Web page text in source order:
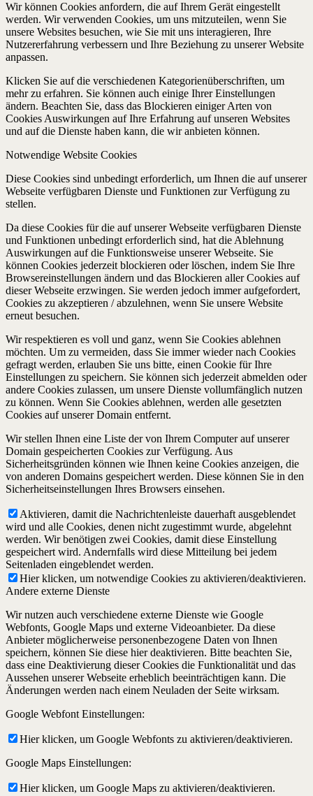
Wir können Cookies anfordern, die auf Ihrem Gerät eingestellt
werden. Wir verwenden Cookies, um uns mitzuteilen, wenn Sie
unsere Websites besuchen, wie Sie mit uns interagieren, Ihre
Nutzererfahrung verbessern und Ihre Beziehung zu unserer Website
anpassen.
Klicken Sie auf die verschiedenen Kategorienüberschriften, um
mehr zu erfahren. Sie können auch einige Ihrer Einstellungen
ändern. Beachten Sie, dass das Blockieren einiger Arten von
Cookies Auswirkungen auf Ihre Erfahrung auf unseren Websites
und auf die Dienste haben kann, die wir anbieten können.
Notwendige Website Cookies
Diese Cookies sind unbedingt erforderlich, um Ihnen die auf unserer
Webseite verfügbaren Dienste und Funktionen zur Verfügung zu
stellen.
Da diese Cookies für die auf unserer Webseite verfügbaren Dienste
und Funktionen unbedingt erforderlich sind, hat die Ablehnung
Auswirkungen auf die Funktionsweise unserer Webseite. Sie
können Cookies jederzeit blockieren oder löschen, indem Sie Ihre
Browsereinstellungen ändern und das Blockieren aller Cookies auf
dieser Webseite erzwingen. Sie werden jedoch immer aufgefordert,
Cookies zu akzeptieren / abzulehnen, wenn Sie unsere Website
erneut besuchen.
Wir respektieren es voll und ganz, wenn Sie Cookies ablehnen
möchten. Um zu vermeiden, dass Sie immer wieder nach Cookies
gefragt werden, erlauben Sie uns bitte, einen Cookie für Ihre
Einstellungen zu speichern. Sie können sich jederzeit abmelden oder
andere Cookies zulassen, um unsere Dienste vollumfänglich nutzen
zu können. Wenn Sie Cookies ablehnen, werden alle gesetzten
Cookies auf unserer Domain entfernt.
Wir stellen Ihnen eine Liste der von Ihrem Computer auf unserer
Domain gespeicherten Cookies zur Verfügung. Aus
Sicherheitsgründen können wie Ihnen keine Cookies anzeigen, die
von anderen Domains gespeichert werden. Diese können Sie in den
Sicherheitseinstellungen Ihres Browsers einsehen.
Aktivieren, damit die Nachrichtenleiste dauerhaft ausgeblendet
wird und alle Cookies, denen nicht zugestimmt wurde, abgelehnt
werden. Wir benötigen zwei Cookies, damit diese Einstellung
gespeichert wird. Andernfalls wird diese Mitteilung bei jedem
Seitenladen eingeblendet werden.
Hier klicken, um notwendige Cookies zu aktivieren/deaktivieren.
Andere externe Dienste
Wir nutzen auch verschiedene externe Dienste wie Google
Webfonts, Google Maps und externe Videoanbieter. Da diese
Anbieter möglicherweise personenbezogene Daten von Ihnen
speichern, können Sie diese hier deaktivieren. Bitte beachten Sie,
dass eine Deaktivierung dieser Cookies die Funktionalität und das
Aussehen unserer Webseite erheblich beeinträchtigen kann. Die
Änderungen werden nach einem Neuladen der Seite wirksam.
Google Webfont Einstellungen:
Hier klicken, um Google Webfonts zu aktivieren/deaktivieren.
Google Maps Einstellungen:
Hier klicken, um Google Maps zu aktivieren/deaktivieren.